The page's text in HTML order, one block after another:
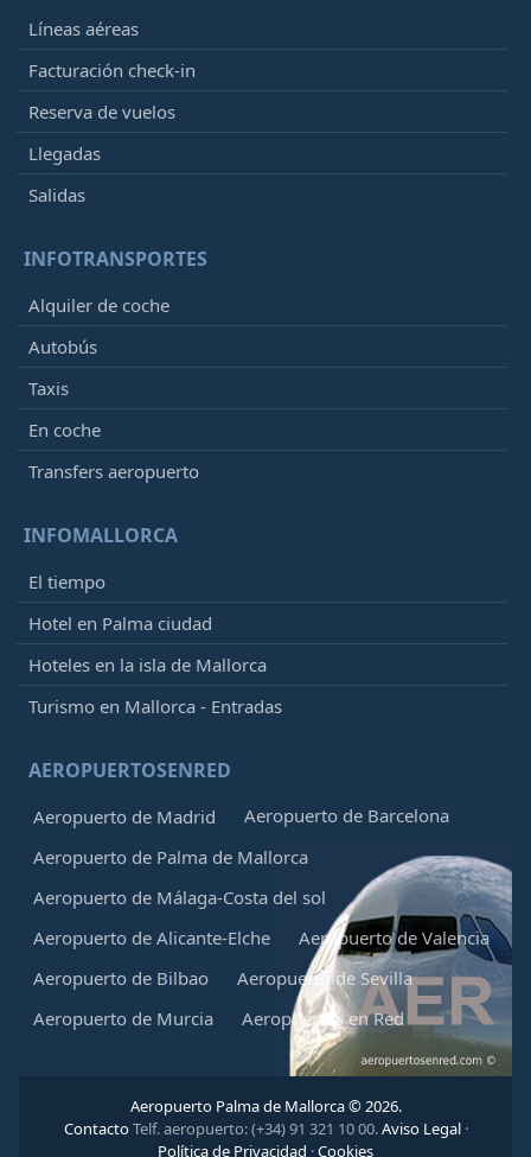
Líneas aéreas
Facturación check-in
Reserva de vuelos
Llegadas
Salidas
INFOTRANSPORTES
Alquiler de coche
Autobús
Taxis
En coche
Transfers aeropuerto
INFOMALLORCA
El tiempo
Hotel en Palma ciudad
Hoteles en la isla de Mallorca
Turismo en Mallorca - Entradas
AEROPUERTOSENRED
Aeropuerto de Madrid
Aeropuerto de Barcelona
Aeropuerto de Palma de Mallorca
Aeropuerto de Málaga-Costa del sol
Aeropuerto de Alicante-Elche
Aeropuerto de Valencia
Aeropuerto de Bilbao
Aeropuerto de Sevilla
Aeropuerto de Murcia
Aeropuertos en Red
Aeropuerto Palma de Mallorca © 2026.
ContactoTelf. aeropuerto: (+34) 91 321 10 00.Aviso Legal·
Política de Privacidad ·Cookies